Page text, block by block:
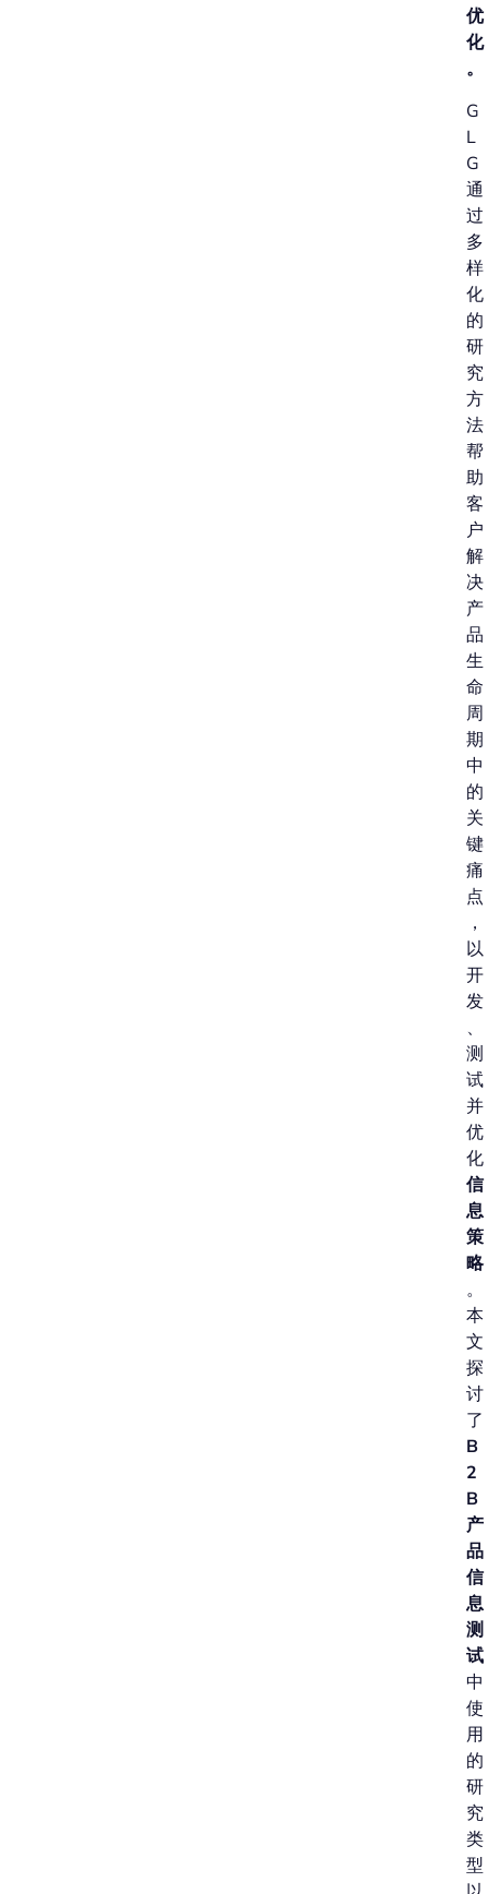
优
化
。
G
L
G
通
过
多
样
化
的
研
究
方
法
帮
助
客
户
解
决
产
品
生
命
周
期
中
的
关
键
痛
点
，
以
开
发
、
测
试
并
优
化
信
息
策
略
。
本
文
探
讨
了
B
2
B
产
品
信
息
测
试
中
使
用
的
研
究
类
型